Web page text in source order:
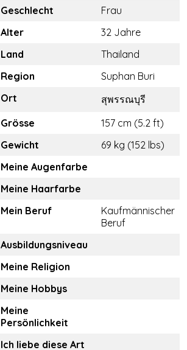
Geschlecht
Frau
Alter
32 Jahre
Land
Thailand
Region
Suphan Buri
Ort
สุพรรณบุรี
Grösse
157 cm (5.2 ft)
Gewicht
69 kg (152 lbs)
Meine Augenfarbe
Meine Haarfarbe
Mein Beruf
Kaufmännischer
Beruf
Ausbildungsniveau
Meine Religion
Meine Hobbys
Meine
Persönlichkeit
Ich liebe diese Art